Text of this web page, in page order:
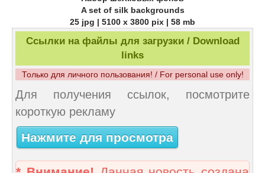
A set of silk backgrounds
25 jpg | 5100 x 3800 pix | 58 mb
Ссылки на файлы для загрузки / Download
links
Только для личного пользования! / For personal use only!
Для получения ссылок, посмотрите
короткую рекламу
Нажмите для просмотра